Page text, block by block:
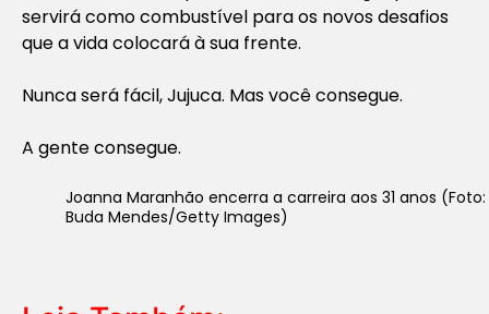
servirá como combustível para os novos desafios
que a vida colocará à sua frente.
Nunca será fácil, Jujuca. Mas você consegue.
A gente consegue.
Joanna Maranhão encerra a carreira aos 31 anos (Foto:
Buda Mendes/Getty Images)